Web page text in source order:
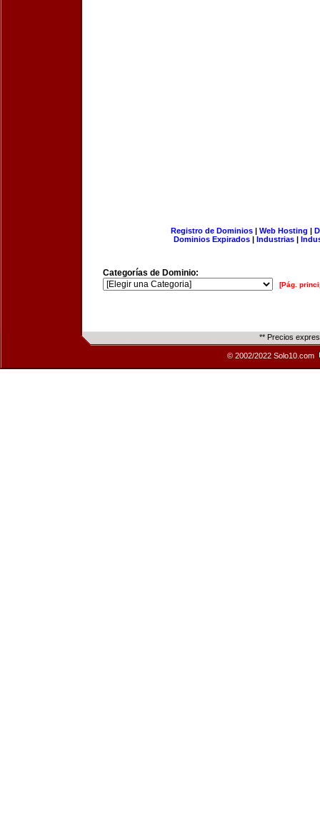
Registro de Dominios| Web Hosting |
Dominios Expirados | Industrias |
Categorías de Dominio:
[Pág.
** Precios
© 2002/2022 Solo10.com